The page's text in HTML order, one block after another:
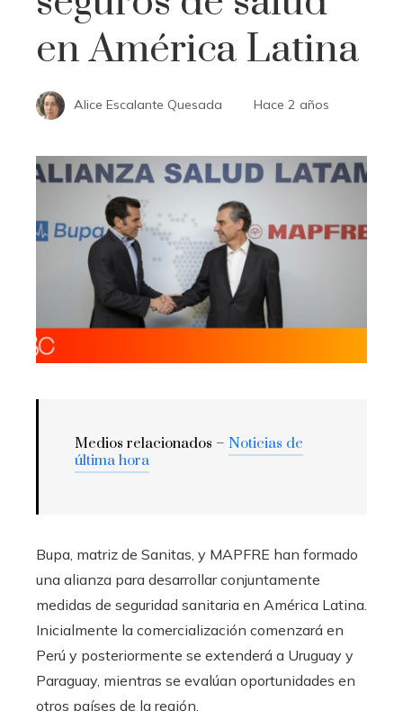
en América Latina
Alice Escalante Quesada Hace 2 años
Medios relacionados – Noticias de
última hora
Bupa, matriz de Sanitas, y MAPFRE han formado
una alianza para desarrollar conjuntamente
medidas de seguridad sanitaria en América Latina.
Inicialmente la comercialización comenzará en
Perú y posteriormente se extenderá a Uruguay y
Paraguay, mientras se evalúan oportunidades en
otros países de la región.